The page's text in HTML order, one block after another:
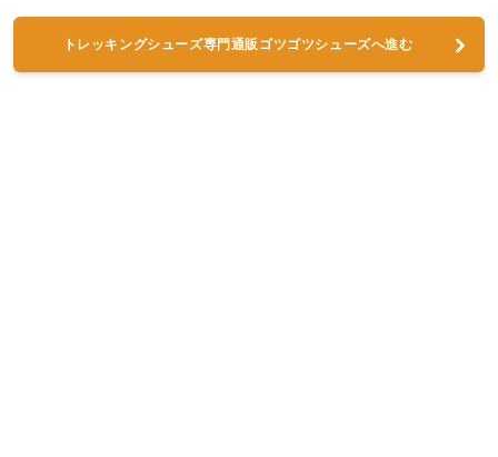
トレッキングシューズ専門通販ゴツゴツシューズへ進む